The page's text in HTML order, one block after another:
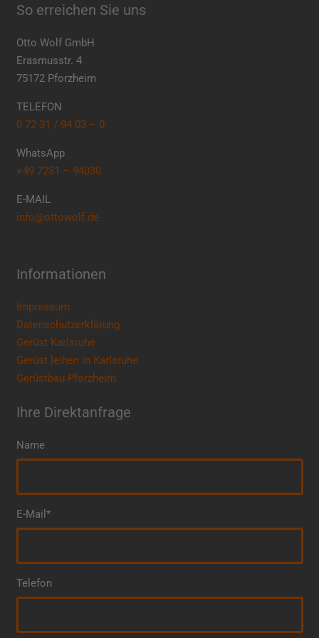
So erreichen Sie uns
Otto Wolf GmbH
Erasmusstr. 4
75172 Pforzheim
TELEFON
0 72 31 / 94 03 – 0
WhatsApp
+49 7231 – 94030
E-MAIL
info@ottowolf.de
Informationen
Impressum
Datenschutzerklärung
Gerüst Karlsruhe
Gerüst leihen in Karlsruhe
Gerüstbau Pforzheim
Ihre Direktanfrage
Name
E-Mail*
Telefon